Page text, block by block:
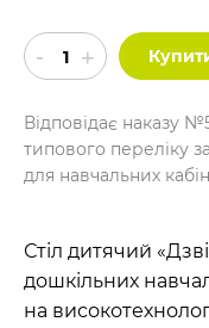
Відповідає наказу
типового переліку
для навчальних
Стіл дитячий
дошкільних
на